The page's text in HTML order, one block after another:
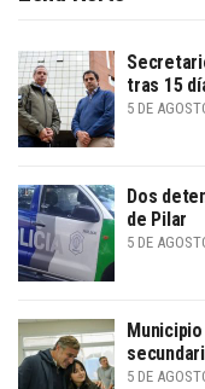
tras 15
5 DE
Dos
de Pilar
5 DE
5 DE